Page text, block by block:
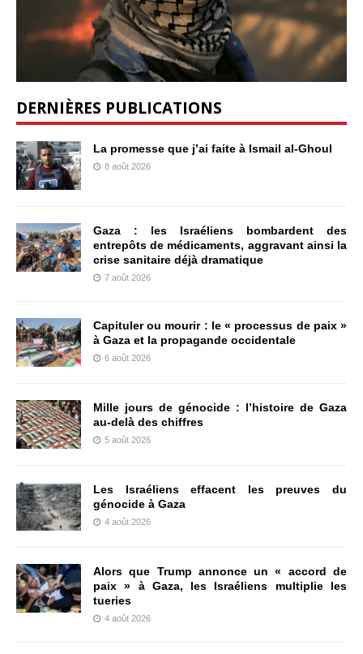
DERNIÈRES PUBLICATIONS
La promesse que j’ai faite à Ismail al-Ghoul
8 août 2026
Gaza : les Israéliens bombardent des
entrepôts de médicaments, aggravant ainsi la
crise sanitaire déjà dramatique
7 août 2026
Capituler ou mourir : le « processus de paix »
à Gaza et la propagande occidentale
6 août 2026
Mille jours de génocide : l’histoire de Gaza
au-delà des chiffres
5 août 2026
Les Israéliens effacent les preuves du
génocide à Gaza
4 août 2026
Alors que Trump annonce un « accord de
paix » à Gaza, les Israéliens multiplie les
tueries
4 août 2026